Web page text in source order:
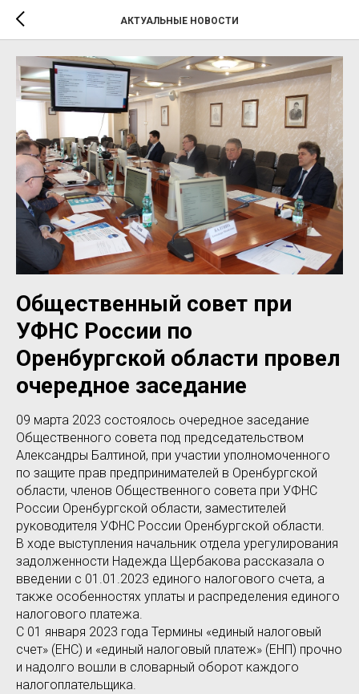
АКТУАЛЬНЫЕ НОВОСТИ
Общественный совет при
УФНС России по
Оренбургской области провел
очередное заседание
09 марта 2023 состоялось очередное заседание
Общественного совета под председательством
Александры Балтиной, при участии уполномоченного
по защите прав предпринимателей в Оренбургской
области, членов Общественного совета при УФНС
России Оренбургской области, заместителей
руководителя УФНС России Оренбургской области.
В ходе выступления начальник отдела урегулирования
задолженности Надежда Щербакова рассказала о
введении с 01.01.2023 единого налогового счета, а
также особенностях уплаты и распределения единого
налогового платежа.
С 01 января 2023 года Термины «единый налоговый
счет» (ЕНС) и «единый налоговый платеж» (ЕНП) прочно
и надолго вошли в словарный оборот каждого
налогоплательщика.